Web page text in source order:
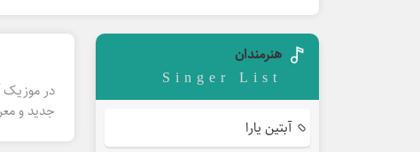
در موزیک
جدید و
هنرمندان
Singer List
آبتین یارا